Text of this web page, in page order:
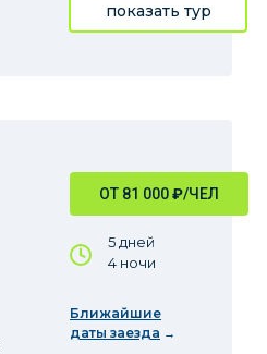
показать тур
ОТ 81 000₽/ЧЕЛ
5 дней
4 ночи
Ближайшие
даты заезда